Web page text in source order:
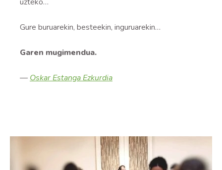
Gure buruarekin, besteekin, inguruarekin…
Garen mugimendua.
— Oskar Estanga Ezkurdia